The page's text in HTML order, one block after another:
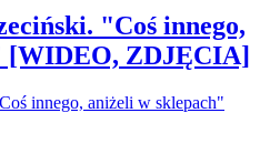
"Coś innego,
[WIDEO, ZDJĘCIA]